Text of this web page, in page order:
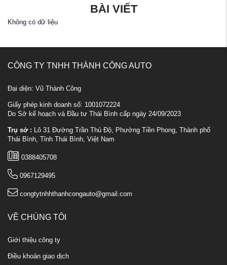
BÀI VIẾT
Không có dữ liệu
CÔNG TY TNHH THÀNH CÔNG AUTO
Đại diện: Vũ Thành Công
Giấy phép kinh doanh số: 1001072224
Do Sở kế hoạch và Đầu tư Thái Bình cấp ngày 24/09/2023
Trụ sở : Lô 31 Đường Trần Thủ Độ, Phường Tiền Phong, Thành phố
Thái Bình, Tỉnh Thái Bình, Việt Nam
0388405708
0967129495
congtytnhhthanhcongauto@gmail.com
VỀ CHÚNG TÔI
Giới thiệu công ty
Điều khoản giao dịch